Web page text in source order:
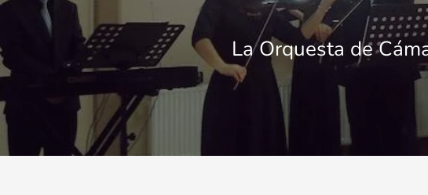
La Orquesta de